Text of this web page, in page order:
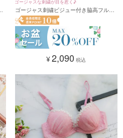
ゴージャスな刺繍が目を惹く♪
ゴージャス刺繍ビジュー付き脇高フルカ
ップブラジャー&ショーツセット★(パウ
ダーピンク)(A～F/65～80)
¥2,090 税込